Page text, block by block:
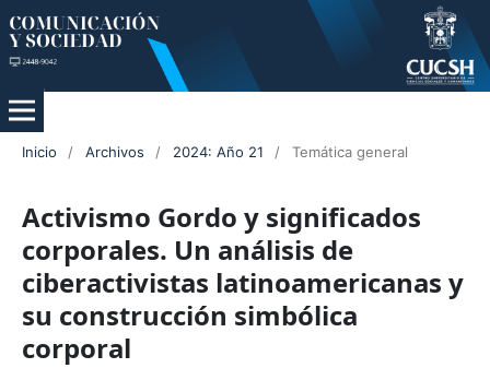
Inicio / Archivos / 2024: Año 21 / Temática general
Activismo Gordo y significados
corporales. Un análisis de
ciberactivistas latinoamericanas y
su construcción simbólica
corporal